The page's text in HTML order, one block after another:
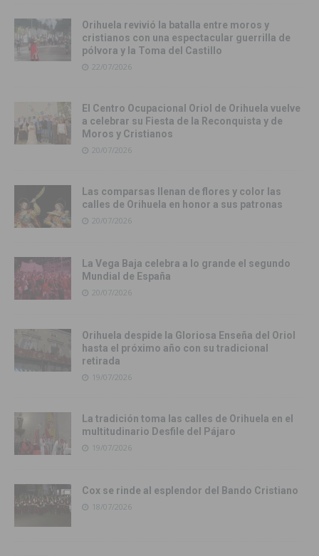
Orihuela revivió la batalla entre moros y
cristianos con una espectacular guerrilla de
pólvora y la Toma del Castillo
22/07/2026
El Centro Ocupacional Oriol de Orihuela vuelve
a celebrar su Fiesta de la Reconquista y de
Moros y Cristianos
20/07/2026
Las comparsas llenan de flores y color las
calles de Orihuela en honor a sus patronas
20/07/2026
La Vega Baja celebra a lo grande el segundo
Mundial de España
20/07/2026
Orihuela despide la Gloriosa Enseña del Oriol
hasta el próximo año con su tradicional
retirada
19/07/2026
La tradición toma las calles de Orihuela en el
multitudinario Desfile del Pájaro
19/07/2026
Cox se rinde al esplendor del Bando Cristiano
18/07/2026